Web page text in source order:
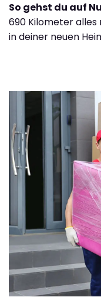
So gehst du auf
690 Kilometer
in deiner neuen